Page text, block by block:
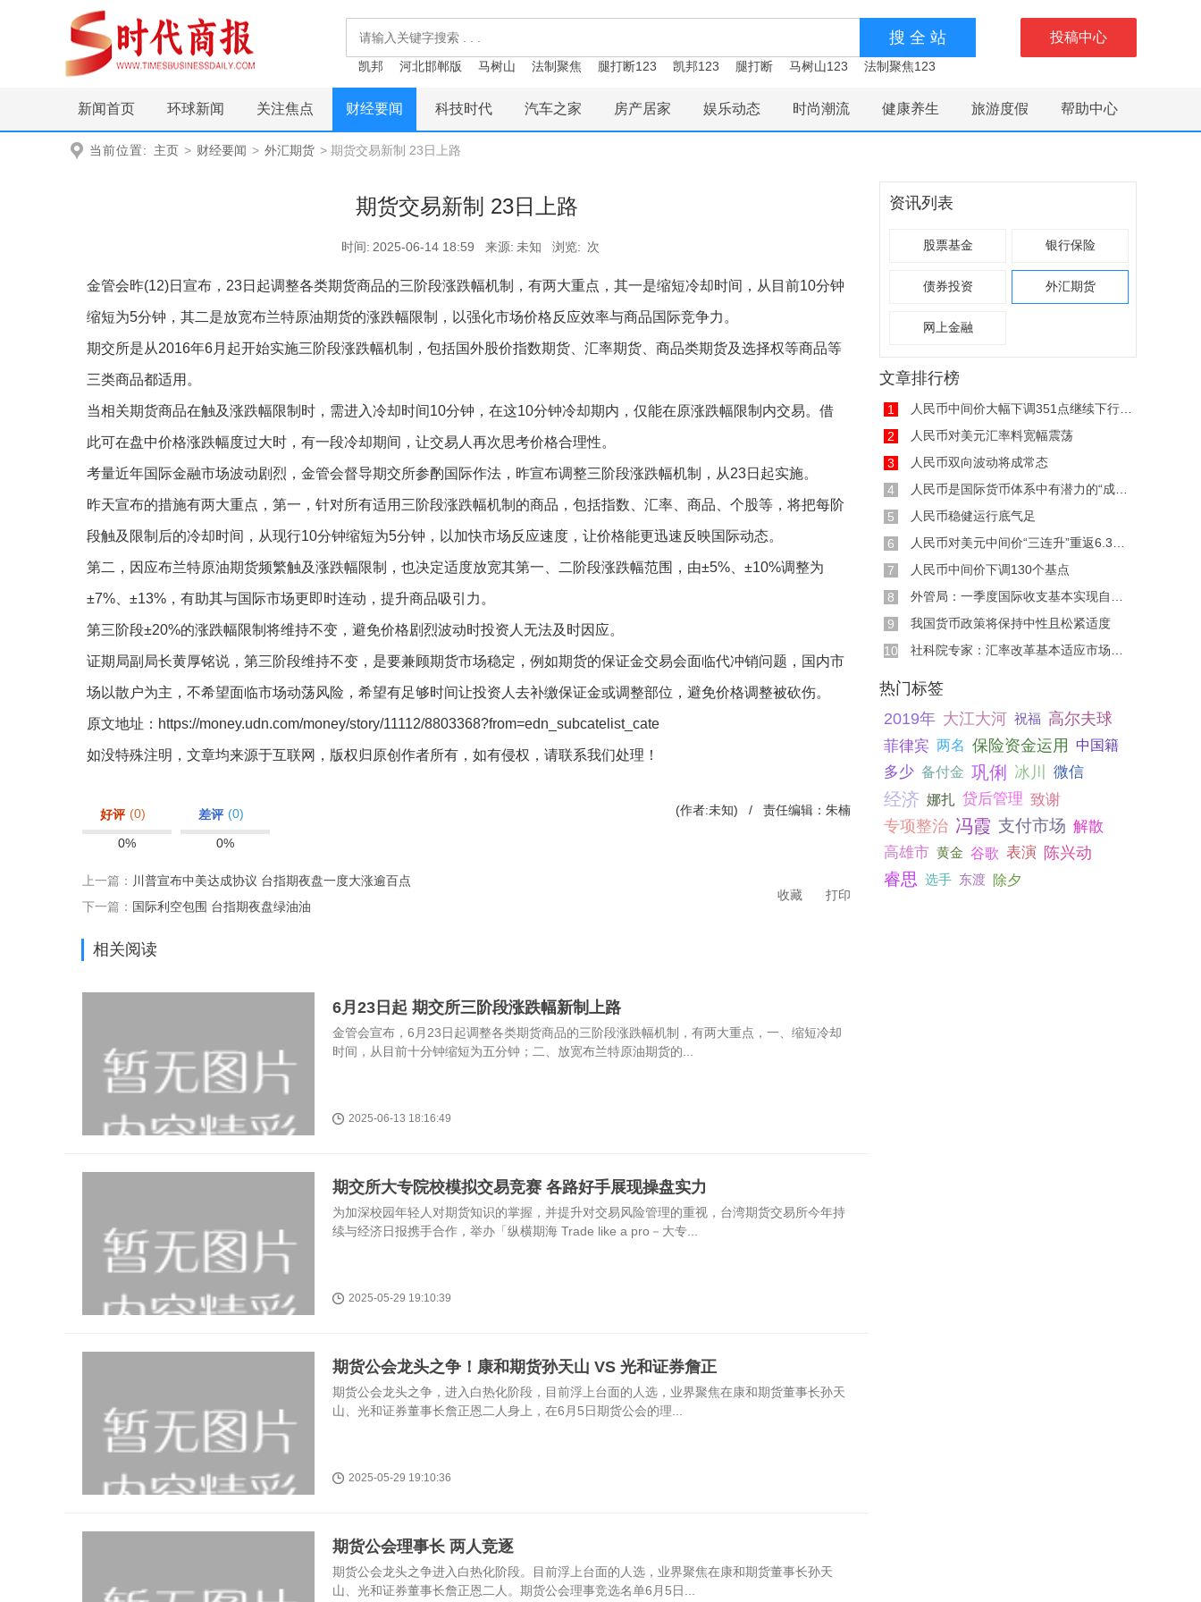
凯邦 河北邯郸版 马树山 法制聚焦 腿打断123 凯邦123 腿打断 马树山123 法制聚焦123
投稿中心
新闻首页 环球新闻 关注焦点 财经要闻 科技时代 汽车之家 房产居家 娱乐动态 时尚潮流 健康养生 旅游度假 帮助中心
当前位置: 主页 > 财经要闻 > 外汇期货 > 期货交易新制 23日上路
期货交易新制 23日上路
时间: 2025-06-14 18:59 来源: 未知 浏览: 次
金管会昨(12)日宣布，23日起调整各类期货商品的三阶段涨跌幅机制，有两大重点，其一是缩短冷却时间，从目前10分钟
缩短为5分钟，其二是放宽布兰特原油期货的涨跌幅限制，以强化市场价格反应效率与商品国际竞争力。
期交所是从2016年6月起开始实施三阶段涨跌幅机制，包括国外股价指数期货、汇率期货、商品类期货及选择权等商品等
三类商品都适用。
当相关期货商品在触及涨跌幅限制时，需进入冷却时间10分钟，在这10分钟冷却期内，仅能在原涨跌幅限制内交易。借
此可在盘中价格涨跌幅度过大时，有一段冷却期间，让交易人再次思考价格合理性。
考量近年国际金融市场波动剧烈，金管会督导期交所参酌国际作法，昨宣布调整三阶段涨跌幅机制，从23日起实施。
昨天宣布的措施有两大重点，第一，针对所有适用三阶段涨跌幅机制的商品，包括指数、汇率、商品、个股等，将把每阶
段触及限制后的冷却时间，从现行10分钟缩短为5分钟，以加快市场反应速度，让价格能更迅速反映国际动态。
第二，因应布兰特原油期货频繁触及涨跌幅限制，也决定适度放宽其第一、二阶段涨跌幅范围，由±5%、±10%调整为
±7%、±13%，有助其与国际市场更即时连动，提升商品吸引力。
第三阶段±20%的涨跌幅限制将维持不变，避免价格剧烈波动时投资人无法及时因应。
证期局副局长黄厚铭说，第三阶段维持不变，是要兼顾期货市场稳定，例如期货的保证金交易会面临代冲销问题，国内市
场以散户为主，不希望面临市场动荡风险，希望有足够时间让投资人去补缴保证金或调整部位，避免价格调整被砍伤。
原文地址：https://money.udn.com/money/story/11112/8803368?from=edn_subcatelist_cate
如没特殊注明，文章均来源于互联网，版权归原创作者所有，如有侵权，请联系我们处理！
好评 (0)
0%
差评 (0)
0%
(作者:未知) / 责任编辑：朱楠
上一篇： 川普宣布中美达成协议 台指期夜盘一度大涨逾百点
下一篇： 国际利空包围 台指期夜盘绿油油
收藏 打印
相关阅读
6月23日起 期交所三阶段涨跌幅新制上路
金管会宣布，6月23日起调整各类期货商品的三阶段涨跌幅机制，有两大重点，一、缩短冷却
时间，从目前十分钟缩短为五分钟；二、放宽布兰特原油期货的...
2025-06-13 18:16:49
期交所大专院校模拟交易竞赛 各路好手展现操盘实力
为加深校园年轻人对期货知识的掌握，并提升对交易风险管理的重视，台湾期货交易所今年持
续与经济日报携手合作，举办「纵横期海 Trade like a pro－大专...
2025-05-29 19:10:39
期货公会龙头之争！康和期货孙天山 VS 光和证券詹正
期货公会龙头之争，进入白热化阶段，目前浮上台面的人选，业界聚焦在康和期货董事长孙天
山、光和证券董事长詹正恩二人身上，在6月5日期货公会的理...
2025-05-29 19:10:36
期货公会理事长 两人竞逐
期货公会龙头之争进入白热化阶段。目前浮上台面的人选，业界聚焦在康和期货董事长孙天
山、光和证券董事长詹正恩二人。期货公会理事竞选名单6月5日...
资讯列表
股票基金 银行保险
债券投资 外汇期货
网上金融
文章排行榜
1
人民币中间价大幅下调351点继续下行空间有限
2
人民币对美元汇率料宽幅震荡
3
人民币双向波动将成常态
4
人民币是国际货币体系中有潜力的“成长股”
5
人民币稳健运行底气足
6
人民币对美元中间价“三连升”重返6.3区间
7
人民币中间价下调130个基点
8
外管局：一季度国际收支基本实现自主平衡
9
我国货币政策将保持中性且松紧适度
10
社科院专家：汇率改革基本适应市场经济改革进
热门标签
2019年 大江大河 祝福 高尔夫球
菲律宾 两名 保险资金运用 中国籍
多少 备付金 巩俐 冰川 微信
经济 娜扎 贷后管理 致谢
专项整治 冯霞 支付市场 解散
高雄市 黄金 谷歌 表演 陈兴动
睿思 选手 东渡 除夕